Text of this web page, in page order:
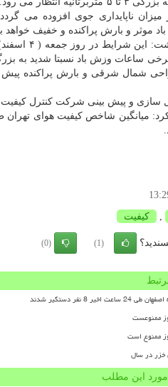
اسفند) بر میزان ناپایداری جوی افزوده می
موثر و بارش پراكنده و خفیف خواهد
وی در ادامه اظهار
شمال شرقی و بارش پراكنده
سازی و پیش بینی شركت كنترل كیفیت
كیفیت
(1)
(0)
ممنوعست
ممنوع است
مورد این مطلب